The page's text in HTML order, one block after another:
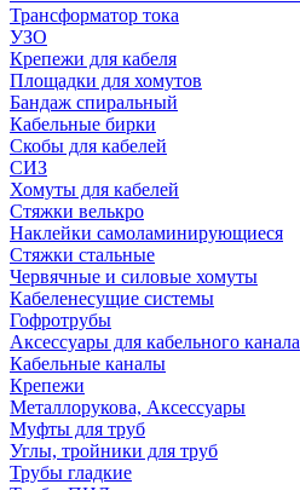
Трансформатор тока
УЗО
Крепежи для кабеля
Площадки для хомутов
Бандаж спиральный
Кабельные бирки
Cкобы для кабелей
СИЗ
Хомуты для кабелей
Стяжки велькро
Наклейки самоламинирующиеся
Стяжки стальные
Червячные и силовые хомуты
Кабеленесущие системы
Гофротрубы
Аксессуары для кабельного канала
Кабельные каналы
Крепежи
Металлорукова, Аксессуары
Муфты для труб
Углы, тройники для труб
Трубы гладкие